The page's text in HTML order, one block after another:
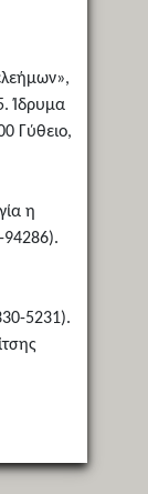
Ίδρυμα
Γύθειο,
η
94286).
5231).